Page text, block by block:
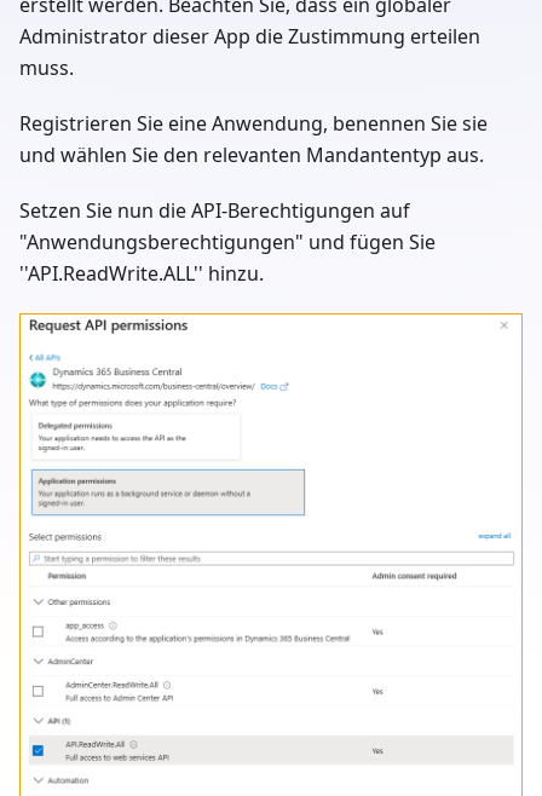
Administrator dieser App die Zustimmung erteilen
muss.
Registrieren Sie eine Anwendung, benennen Sie sie
und wählen Sie den relevanten Mandantentyp aus.
Setzen Sie nun die API-Berechtigungen auf
"Anwendungsberechtigungen" und fügen Sie
''API.ReadWrite.ALL'' hinzu.